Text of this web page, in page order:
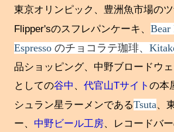
東京オリンピック、豊洲魚市場のツ
Flipper'sのスフレパンケーキ、 Bear
Espresso のチョコラテ珈琲、
品ショッピング、中野ブロードウ
としての谷中 、 代官山Tサイト の本
シュラン星ラーメンであるTsuta、
ー、 中野ビール工房、レコードバ